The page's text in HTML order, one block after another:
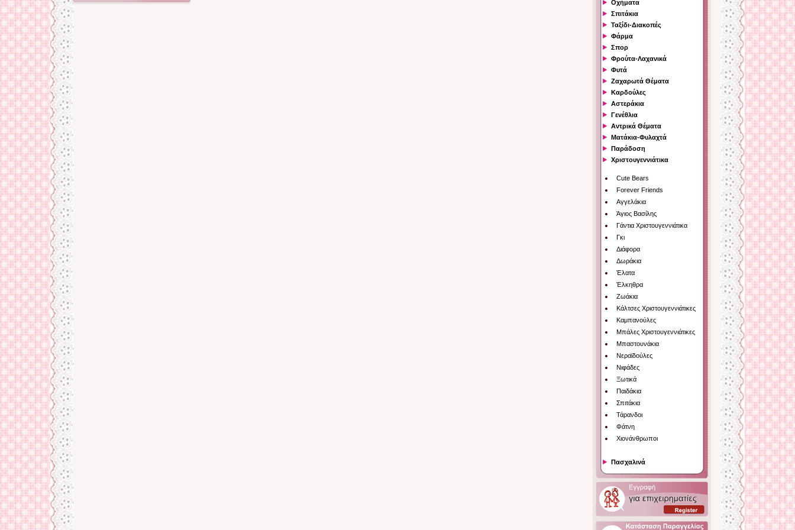
Οχήματα
Σπιτάκια
Ταξίδι-Διακοπές
Φάρμα
Σπορ
Φρούτα-Λαχανικά
Φυτά
Ζαχαρωτά Θέματα
Καρδούλες
Αστεράκια
Γενέθλια
Αντρικά Θέματα
Ματάκια-Φυλαχτά
Παράδοση
Χριστουγεννιάτικα
Cute Bears
Forever Friends
Αγγελάκια
Άγιος Βασίλης
Γάντια Χριστουγεννιάτικα
Γκι
Διάφορα
Δωράκια
Έλατα
Έλκηθρα
Ζωάκια
Κάλτσες Χριστουγεννιάτικες
Καμπανούλες
Μπάλες Χριστουγεννιάτικες
Μπαστουνάκια
Νεραϊδούλες
Νιφάδες
Ξωτικά
Παιδάκια
Σπιτάκια
Τάρανδοι
Φάτνη
Χιονάνθρωποι
Πασχαλινά